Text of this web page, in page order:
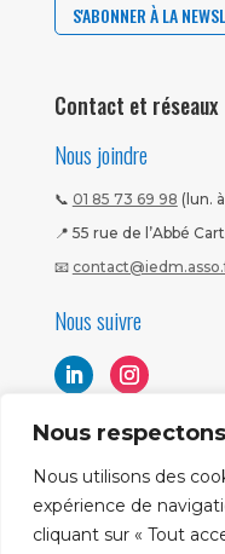
Nous
Nous utilisons des
expérience de
cliquant sur « Tout
S'ABONNER À LA
Contact et réseaux
Nous joindre
📞 01 85 73 69 98 (lun.
📍 55 rue de l’Abbé
📧
Nous suivre